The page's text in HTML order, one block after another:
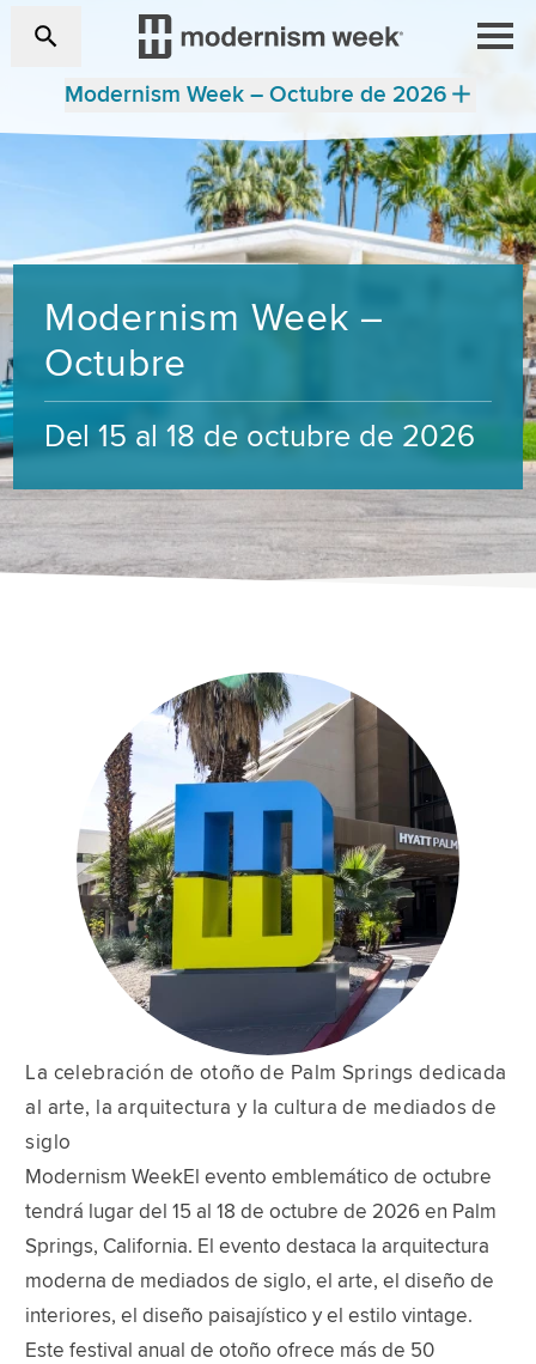
Modernism Week – Octubre de 2026
Modernism Week –
Octubre
Del 15 al 18 de octubre de 2026
La celebración de otoño de Palm Springs dedicada
al arte, la arquitectura y la cultura de mediados de
siglo
Modernism WeekEl evento emblemático de octubre
tendrá lugar del 15 al 18 de octubre de 2026 en Palm
Springs, California. El evento destaca la arquitectura
moderna de mediados de siglo, el arte, el diseño de
interiores, el diseño paisajístico y el estilo vintage.
Este festival anual de otoño ofrece más de 50